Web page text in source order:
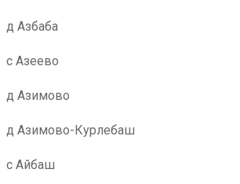
д Азбаба
с Азеево
д Азимово
д Азимово-Курлебаш
с Айбаш